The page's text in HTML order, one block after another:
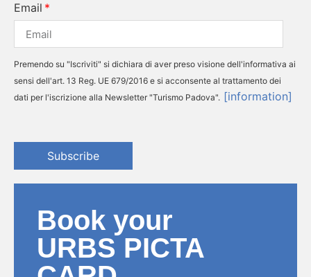
Email
Premendo su "Iscriviti" si dichiara di aver preso visione dell'informativa ai
sensi dell'art. 13 Reg. UE 679/2016 e si acconsente al trattamento dei
dati per l'iscrizione alla Newsletter "Turismo Padova". [information]
Subscribe
Book your
URBS PICTA